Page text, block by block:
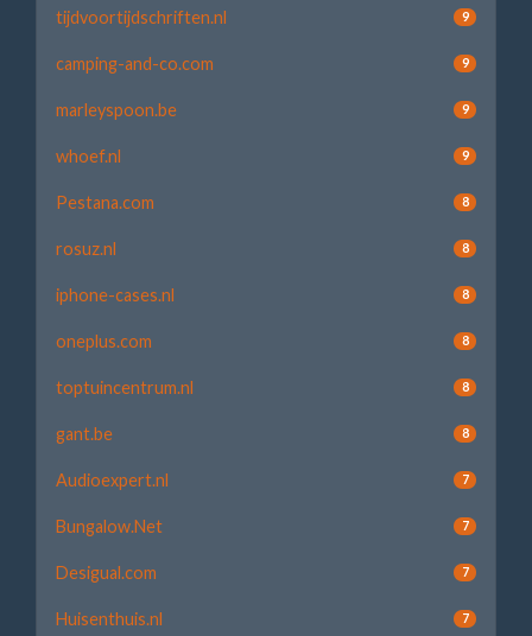
tijdvoortijdschriften.nl 9
camping-and-co.com 9
marleyspoon.be 9
whoef.nl 9
Pestana.com 8
rosuz.nl 8
iphone-cases.nl 8
oneplus.com 8
toptuincentrum.nl 8
gant.be 8
Audioexpert.nl 7
Bungalow.Net 7
Desigual.com 7
Huisenthuis.nl 7